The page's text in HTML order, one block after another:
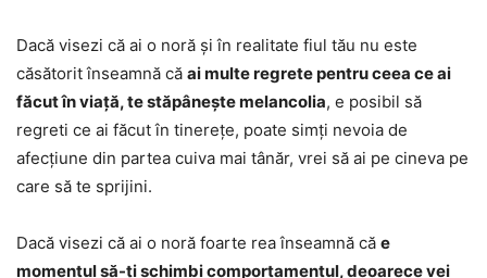
Dacă visezi că ai o noră și în realitate fiul tău nu este
căsătorit înseamnă că ai multe regrete pentru ceea ce ai
făcut în viață, te stăpânește melancolia, e posibil să
regreti ce ai făcut în tinerețe, poate simți nevoia de
afecțiune din partea cuiva mai tânăr, vrei să ai pe cineva pe
care să te sprijini.
Dacă visezi că ai o noră foarte rea înseamnă că e
momentul să-ți schimbi comportamentul, deoarece vei